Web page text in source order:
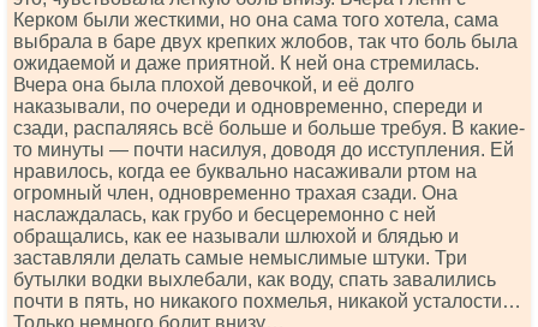
Керком были жесткими, но она сама того хотела, сама
выбрала в баре двух крепких жлобов, так что боль была
ожидаемой и даже приятной. К ней она стремилась.
Вчера она была плохой девочкой, и её долго
наказывали, по очереди и одновременно, спереди и
сзади, распаляясь всё больше и больше требуя. В какие-
то минуты — почти насилуя, доводя до исступления. Ей
нравилось, когда ее буквально насаживали ртом на
огромный член, одновременно трахая сзади. Она
наслаждалась, как грубо и бесцеремонно с ней
обращались, как ее называли шлюхой и блядью и
заставляли делать самые немыслимые штуки. Три
бутылки водки выхлебали, как воду, спать завалились
почти в пять, но никакого похмелья, никакой усталости…
Только немного болит внизу…